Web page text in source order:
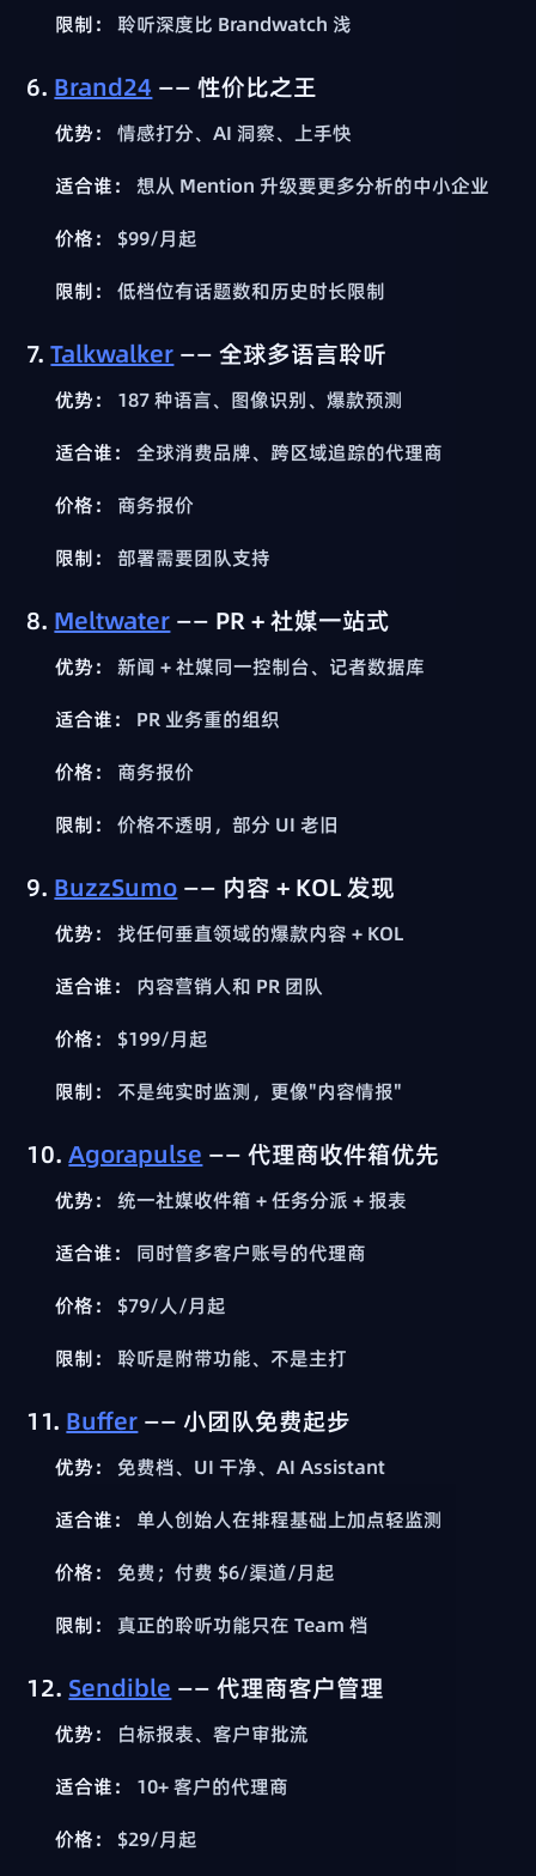
限制： 聆听深度比 Brandwatch 浅
6. Brand24 —— 性价比之王
优势：
情感打分、AI 洞察、上手快
适合谁：
想从 Mention 升级要更多分析的中小企业
价格：
$99/月起
限制：
低档位有话题数和历史时长限制
7.Talkwalker —— 全球多语言聆听
优势：
187 种语言、图像识别、爆款预测
适合谁：
全球消费品牌、跨区域追踪的代理商
价格：
商务报价
限制：
部署需要团队支持
8. Meltwater —— PR + 社媒一站式
优势：
新闻 + 社媒同一控制台、记者数据库
适合谁：
PR 业务重的组织
价格：
商务报价
限制：
价格不透明，部分 UI 老旧
9. BuzzSumo —— 内容 + KOL 发现
优势：
找任何垂直领域的爆款内容 + KOL
适合谁：
内容营销人和 PR 团队
价格：
$199/月起
限制：
不是纯实时监测，更像"内容情报"
10.Agorapulse —— 代理商收件箱优先
优势：
统一社媒收件箱 + 任务分派 + 报表
适合谁：
同时管多客户账号的代理商
价格：
$79/人/月起
限制：
聆听是附带功能、不是主打
11. Buffer —— 小团队免费起步
优势：
免费档、UI 干净、AI Assistant
适合谁：
单人创始人在排程基础上加点轻监测
价格：
免费；付费 $6/渠道/月起
限制：
真正的聆听功能只在 Team 档
12. Sendible —— 代理商客户管理
优势：
白标报表、客户审批流
适合谁：
10+ 客户的代理商
价格：
$29/月起